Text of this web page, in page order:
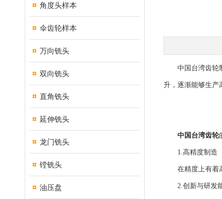
角度头样本
伞齿轮样本
万向铣头
双向铣头
直角铣头
延伸铣头
龙门铣头
镗铣头
油压盘
中国台湾齿轮制
升，逐渐能够生产
中国台湾齿轮
1.高精度制造
在精度上有着高
2.创新与研发